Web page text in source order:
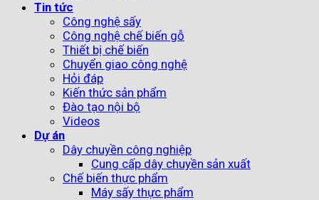
Tin tức
Công nghệ sấy
Công nghệ chế biến gỗ
Thiết bị chế biến
Chuyển giao công nghệ
Hỏi đáp
Kiến thức sản phẩm
Đào tạo nội bộ
Videos
Dự án
Dây chuyền công nghiệp
Cung cấp dây chuyền sản xuất
Chế biến thực phẩm
Máy sấy thực phẩm